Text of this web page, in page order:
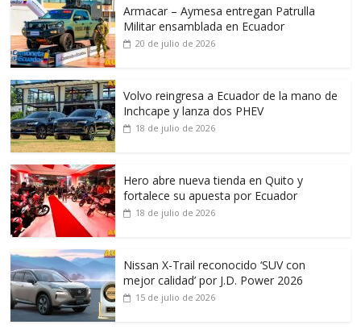
Armacar – Aymesa entregan Patrulla
Militar ensamblada en Ecuador
20 de julio de 2026
Volvo reingresa a Ecuador de la mano de
Inchcape y lanza dos PHEV
18 de julio de 2026
Hero abre nueva tienda en Quito y
fortalece su apuesta por Ecuador
18 de julio de 2026
Nissan X-Trail reconocido ‘SUV con
mejor calidad’ por J.D. Power 2026
15 de julio de 2026